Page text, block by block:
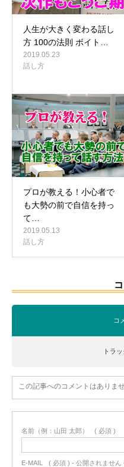
人生が大きく変わる話し
方 100の法則 ボイト…
2019.05.23
話し方
プロが教える！小心者で
も大勢の前で自信を持っ
て…
2019.05.13
話し方
コ
トラ
この記事へのコメントはありませ
名前（例：山田 太郎） ( 必須 )
E-MAIL ( 必須 ) - 公開されません